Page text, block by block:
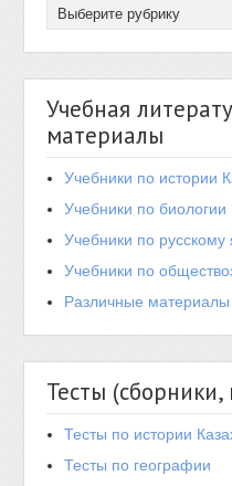
Учебная
материалы
Учебники по истории
Учебники по биологии
Учебники по русскому
Учебники по
Различные материалы
Тесты (сборники,
Тесты по истории
Тесты по географии